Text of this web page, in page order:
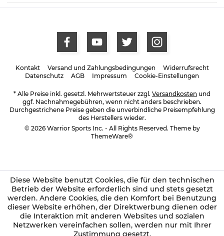
Kontakt Versand und Zahlungsbedingungen
Widerrufsrecht
Datenschutz
AGB Impressum Cookie-Einstellungen
* Alle Preise inkl. gesetzl. Mehrwertsteuer zzgl. Versandkosten und
ggf. Nachnahmegebühren, wenn nicht anders beschrieben.
Durchgestrichene Preise geben die unverbindliche Preisempfehlung
des Herstellers wieder.
© 2026 Warrior Sports Inc. - All Rights Reserved. Theme by
ThemeWare®
Diese Website benutzt Cookies, die für den technischen
Betrieb der Website erforderlich sind und stets gesetzt
werden. Andere Cookies, die den Komfort bei Benutzung
dieser Website erhöhen, der Direktwerbung dienen oder
die Interaktion mit anderen Websites und sozialen
Netzwerken vereinfachen sollen, werden nur mit Ihrer
Zustimmung gesetzt.